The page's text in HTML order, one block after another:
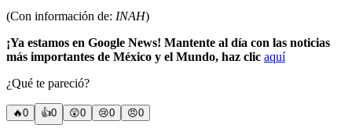
(Con información de: INAH)
¡Ya estamos en Google News! Mantente al día con las noticias
más importantes de México y el Mundo, haz clic aquí
¿Qué te pareció?
🔥0 👍0 😲0 😢0 😠0